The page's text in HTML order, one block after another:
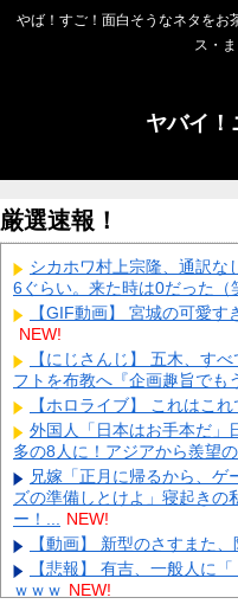
やば！すご！面白そうなネタをお
ス・
ヤバイ！
厳選速報！
シカホワ村上宗隆、通訳な
6ぐらい。来た時は0だった（
【GIF動画】 宮城の可愛
NEW!
【にじさんじ】 五木、す
フトを布教へ『企画趣旨でも
【ホロライブ】 これはこ
外国人「日本はお手本だ」
多の8人に！アジアから羨望
兄嫁「正月に帰るから、ゲ
ズの準備しとけよ」寝起きの
ー！... NEW!
【動画】 新型のさすまた
【悲報】 有吉、一般人に
ｗｗｗ NEW!